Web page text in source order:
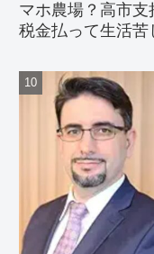
マホ農場？ 高市支
税金払って生活苦